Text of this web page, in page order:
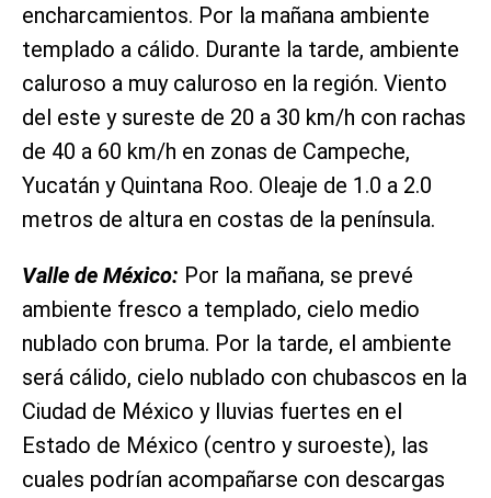
encharcamientos. Por la mañana ambiente
templado a cálido. Durante la tarde, ambiente
caluroso a muy caluroso en la región. Viento
del este y sureste de 20 a 30 km/h con rachas
de 40 a 60 km/h en zonas de Campeche,
Yucatán y Quintana Roo. Oleaje de 1.0 a 2.0
metros de altura en costas de la península.
Valle de México: Por la mañana, se prevé
ambiente fresco a templado, cielo medio
nublado con bruma. Por la tarde, el ambiente
será cálido, cielo nublado con chubascos en la
Ciudad de México y lluvias fuertes en el
Estado de México (centro y suroeste), las
cuales podrían acompañarse con descargas